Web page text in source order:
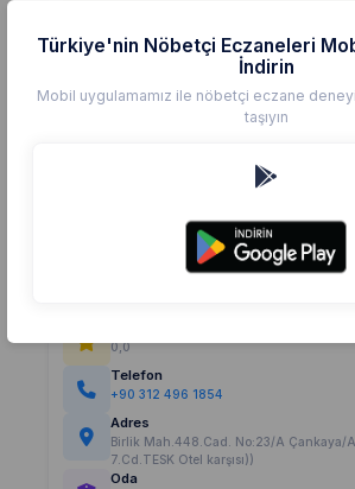
0,0
Telefon
+90 312 496 1854
Adres
Birlik Mah.448.Cad. No:23/A Çankaya/
7.Cd.TESK Otel karşısı))
Oda
Türkiye'nin Nöbetçi Eczaneleri
İndirin
Mobil uygulamamız ile nöbetçi eczane
taşıyın